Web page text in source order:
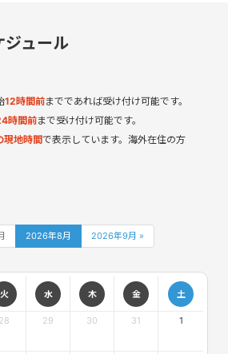
ジュール
12時間前までであれば受け付け可能です。
時間前まで受け付け可能です。
現地時間で表示しています。海外在住の方
2026年8月 2026年9月 »
火 水 木 金 土
28 29 30 31 1